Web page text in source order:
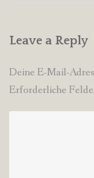
Leave a Reply
Deine E-Mail-
Erforderliche